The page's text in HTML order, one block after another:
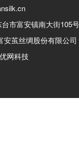
市富安镇南大街105号
安茧丝绸股份有限公司
网科技